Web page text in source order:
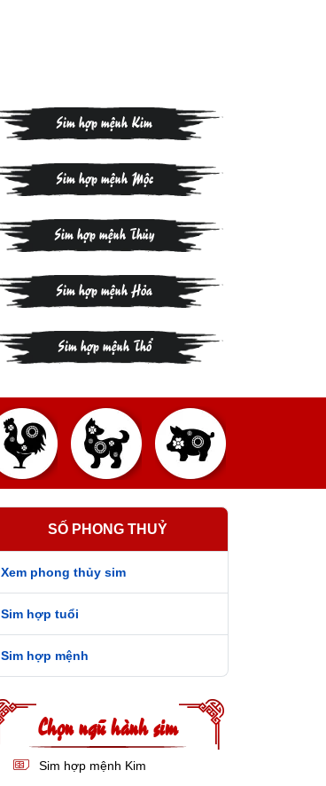
Sim hợp mệnh Kim
Sim hợp mệnh Mộc
Sim hợp mệnh Thủy
Sim hợp mệnh Hỏa
Sim hợp mệnh Thổ
SỐ PHONG THUỶ
Xem phong thủy sim
Sim hợp tuổi
Sim hợp mệnh
Chọn ngũ hành sim
Sim hợp mệnh Kim